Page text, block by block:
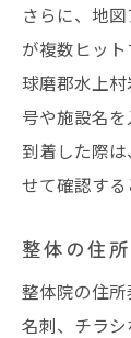
さらに、地
が複数ヒッ
球磨郡水上
号や施設名
到着した際
せて確認する
整体の住
整体院の住
名刺、チラ